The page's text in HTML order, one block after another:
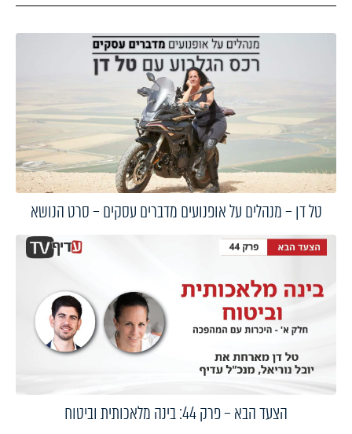
טל דן – מנהלים על אופנועים מדברים עסקים – סרט הנושא
הצעד הבא – פרק 44: בינה מלאכותית וביטוח